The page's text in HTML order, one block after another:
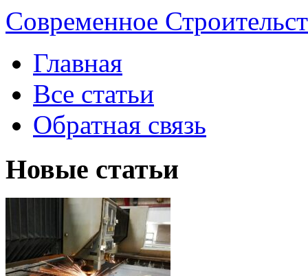
Современное
Главная
Все статьи
Обратная связь
Новые статьи